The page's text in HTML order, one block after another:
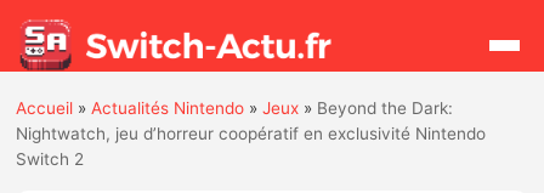
Rechercher
Accueil »Actualités Nintendo »Jeux » Beyond the Dark:
Nightwatch, jeu d’horreur coopératif en exclusivité Nintendo
Switch 2